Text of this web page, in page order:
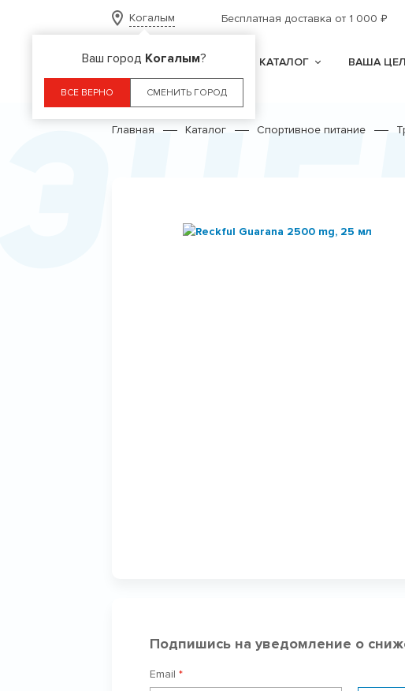
Когалым
Ваш город Когалым?
ВСЕ ВЕРНО СМЕНИТЬ ГОРОД
Бесплатная доставка от 1 000₽
КАТАЛОГ ВАША
Главная Каталог Спортивное питание
Подпишись на уведомление о
Email *